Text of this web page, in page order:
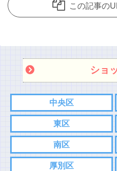
この記事の
ショ
中央区
東区
南区
厚別区